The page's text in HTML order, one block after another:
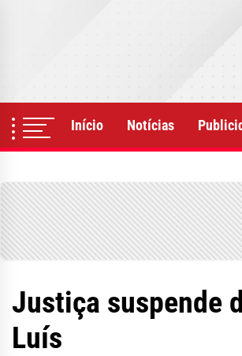
Início Notícias
Justiça suspende
Luís